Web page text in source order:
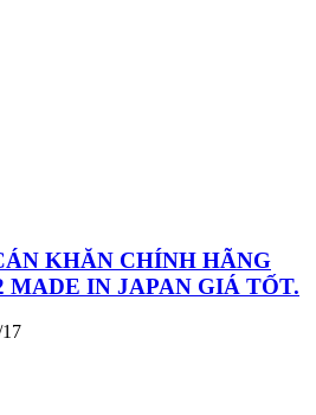
KHĂN CHÍNH HÃNG
MADE IN JAPAN GIÁ TỐT.